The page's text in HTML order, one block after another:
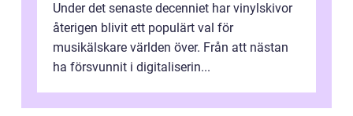
Under det senaste decenniet har vinylskivor
återigen blivit ett populärt val för
musikälskare världen över. Från att nästan
ha försvunnit i digitaliserin...